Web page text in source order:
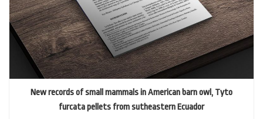
New records of small mammals in American barn owl, Tyto
furcata pellets from sutheastern Ecuador